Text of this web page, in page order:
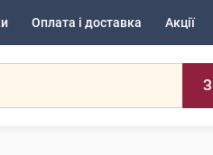
Оплата і доставка Акції